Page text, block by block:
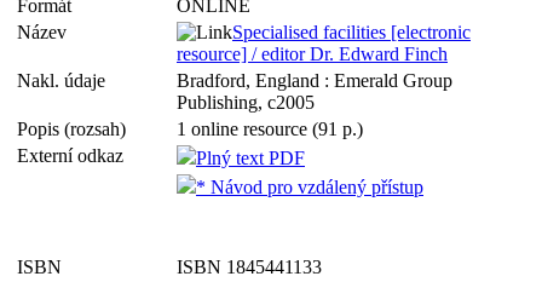
Formát
ONLINE
Název
Specialised facilities [electronic
resource] / editor Dr. Edward Finch
Nakl. údaje
Bradford, England : Emerald Group
Publishing, c2005
Popis (rozsah)
1 online resource (91 p.)
Externí odkaz
Plný text PDF
* Návod pro vzdálený přístup
ISBN
ISBN 1845441133